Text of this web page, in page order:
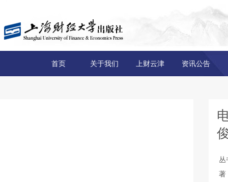
首页 关于我们 上财云津 资讯公告
丛
著